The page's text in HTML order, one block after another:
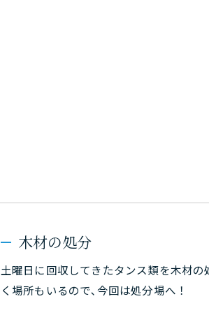
木材の処分
土曜日に回収してきたタンス類を木材
く場所もいるので､今回は処分場へ！